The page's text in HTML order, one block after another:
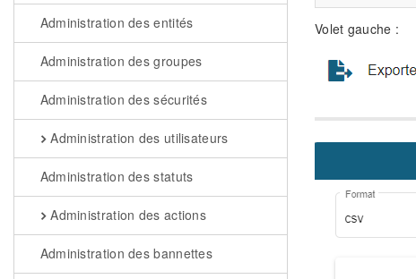
Administration des entités
Administration des groupes
Administration des sécurités
Administration des utilisateurs
Administration des statuts
Administration des actions
Administration des bannettes
Volet gauche :